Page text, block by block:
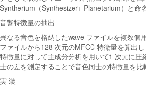
Syntherium（Synthesizer+ Planetarium）と命
音響特徴量の抽出
異なる音色を格納したwave ファイルを複数個
ファイルから128 次元のMFCC 特徴量を算出
特徴量に対して主成分分析を用いて1 次元に圧
士の差を測定することで音色同士の特徴量を比
実 装